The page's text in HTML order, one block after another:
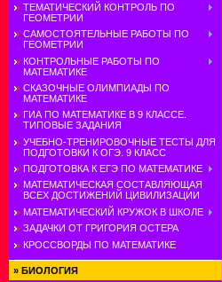
ТЕМАТИЧЕСКИЙ КОНТРОЛЬ ПО
ГЕОМЕТРИИ
САМОСТОЯТЕЛЬНЫЕ РАБОТЫ ПО
ГЕОМЕТРИИ
КОНТРОЛЬНЫЕ РАБОТЫ ПО
МАТЕМАТИКЕ
СКАЗОЧНЫЕ ОЛИМПИАДЫ ПО
МАТЕМАТИКЕ
ГИА ПО МАТЕМАТИКЕ В 9 КЛАССЕ.
ТИПОВЫЕ ЗАДАНИЯ
УЧЕБНО-ТРЕНИРОВОЧНЫЕ ТЕСТЫ ДЛЯ
ПОДГОТОВКИ К ОГЭ. 9 КЛАСС
ПОДГОТОВКА К ЕГЭ ПО МАТЕМАТИКЕ
МАТЕМАТИЧЕСКАЯ СОСТАВЛЯЮЩАЯ
ВСЕХ ДОСТИЖЕНИЙ ЦИВИЛИЗАЦИИ
МАТЕМАТИЧЕСКИЙ КРУЖОК В ШКОЛЕ
ЗАДАЧКИ ОТ ГРИГОРИЯ ОСТЕРА
КРОССВОРДЫ ПО МАТЕМАТИКЕ
» БИОЛОГИЯ